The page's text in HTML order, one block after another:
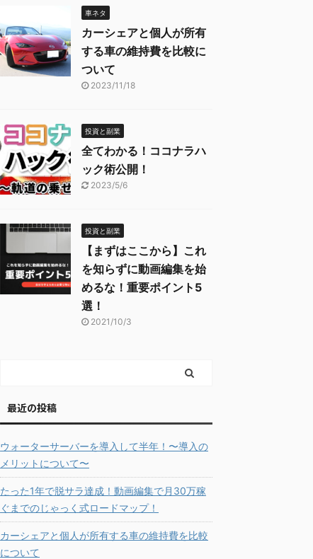
車ネタ
カーシェアと個人が所有
する車の維持費を比較に
ついて
2023/11/18
投資と副業
全てわかる！ココナラハ
ック術公開！
2023/5/6
投資と副業
【まずはここから】これ
を知らずに動画編集を始
めるな！重要ポイント5
選！
2021/10/3
最近の投稿
ウォーターサーバーを導入して半年！〜導入の
メリットについて〜
たった1年で脱サラ達成！動画編集で月30万稼
ぐまでのじゃっく式ロードマップ！
カーシェアと個人が所有する車の維持費を比較
について